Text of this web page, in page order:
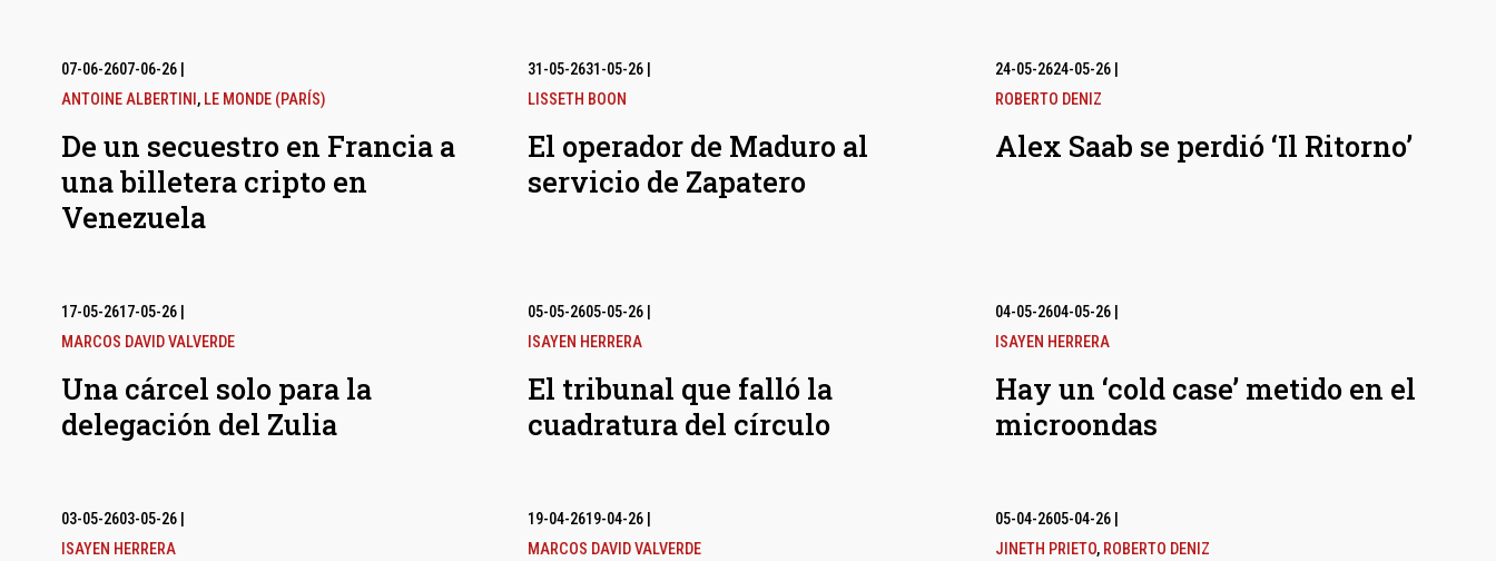
07-06-2607-06-26|
ANTOINE ALBERTINI , LE MONDE (PARÍS)
De un secuestro en Francia a
una billetera cripto en
Venezuela
31-05-2631-05-26
LISSETH BOON
El operador de Maduro al
servicio de Zapatero
24-05-2624-05-26|
ROBERTO DENIZ
Alex Saab se perdió ‘Il Ritorno’
17-05-2617-05-26|
MARCOS DAVID VALVERDE
Una cárcel solo para la
delegación del Zulia
05-05-2605-05-26
ISAYEN HERRERA
El tribunal que falló la
cuadratura del círculo
04-05-2604-05-26|
ISAYEN HERRERA
Hay un ‘cold case’ metido en el
microondas
03-05-2603-05-26|
ISAYEN HERRERA
19-04-2619-04-26
MARCOS DAVID VALVERDE
05-04-2605-04-26|
JINETH PRIETO, ROBERTO DENIZ